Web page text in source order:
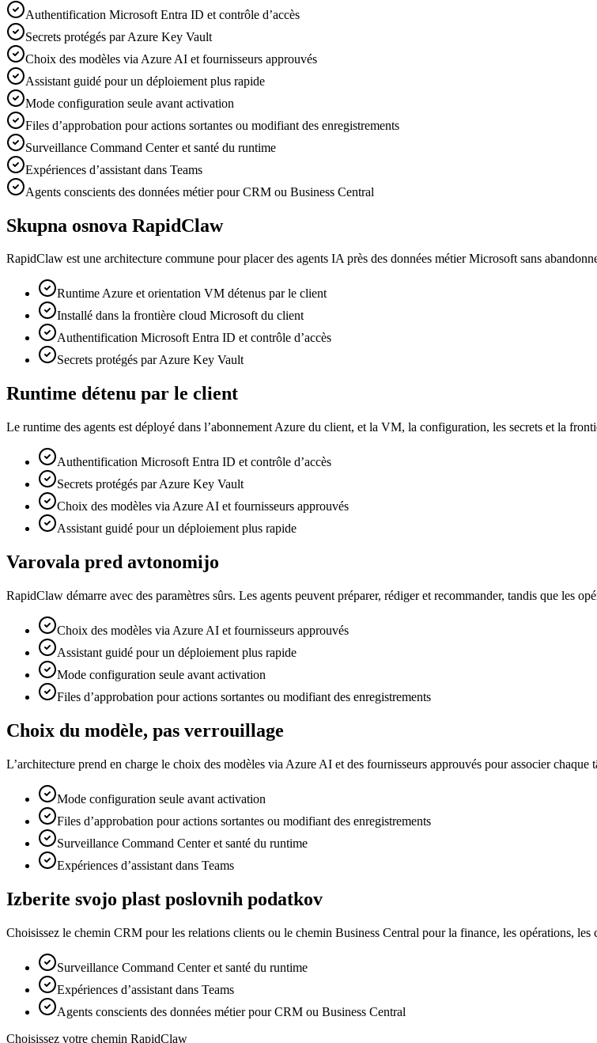
Authentification Microsoft Entra ID et contrôle d’accès
Secrets protégés par Azure Key Vault
Choix des modèles via Azure AI et fournisseurs approuvés
Assistant guidé pour un déploiement plus rapide
Mode configuration seule avant activation
Files d’approbation pour actions sortantes ou modifiant des enregistrements
Surveillance Command Center et santé du runtime
Expériences d’assistant dans Teams
Agents conscients des données métier pour CRM ou Business Central
Skupna osnova RapidClaw
RapidClaw est une architecture commune pour placer des agents IA près des données métier Microsoft sans
Runtime Azure et orientation VM détenus par le client
Installé dans la frontière cloud Microsoft du client
Authentification Microsoft Entra ID et contrôle d’accès
Secrets protégés par Azure Key Vault
Runtime détenu par le client
Le runtime des agents est déployé dans l’abonnement Azure du client, et la VM, la configuration, les secrets et la
Authentification Microsoft Entra ID et contrôle d’accès
Secrets protégés par Azure Key Vault
Choix des modèles via Azure AI et fournisseurs approuvés
Assistant guidé pour un déploiement plus rapide
Varovala pred avtonomijo
RapidClaw démarre avec des paramètres sûrs. Les agents peuvent préparer, rédiger et recommander, tandis que les
Choix des modèles via Azure AI et fournisseurs approuvés
Assistant guidé pour un déploiement plus rapide
Mode configuration seule avant activation
Files d’approbation pour actions sortantes ou modifiant des enregistrements
Choix du modèle, pas verrouillage
L’architecture prend en charge le choix des modèles via Azure AI et des fournisseurs approuvés pour associer chaque
Mode configuration seule avant activation
Files d’approbation pour actions sortantes ou modifiant des enregistrements
Surveillance Command Center et santé du runtime
Expériences d’assistant dans Teams
Izberite svojo plast poslovnih podatkov
Choisissez le chemin CRM pour les relations clients ou le chemin Business Central pour la finance, les opérations, les
Surveillance Command Center et santé du runtime
Expériences d’assistant dans Teams
Agents conscients des données métier pour CRM ou Business Central
Choisissez votre chemin RapidClaw